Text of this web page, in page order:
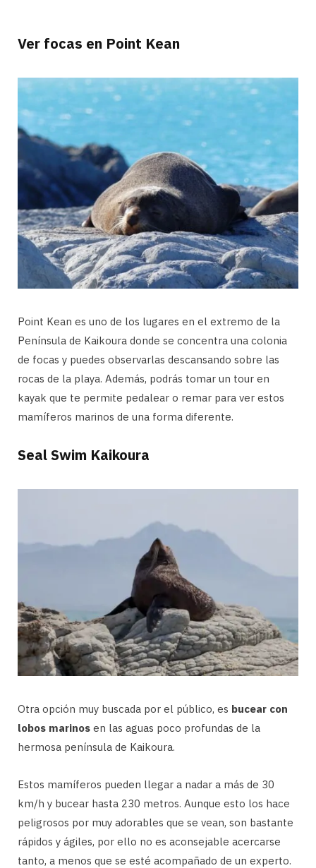
Ver focas en Point Kean
Point Kean es uno de los lugares en el extremo de la
Península de Kaikoura donde se concentra una colonia
de focas y puedes observarlas descansando sobre las
rocas de la playa. Además, podrás tomar un tour en
kayak que te permite pedalear o remar para ver estos
mamíferos marinos de una forma diferente.
Seal Swim Kaikoura
Otra opción muy buscada por el público, es bucear con
lobos marinos en las aguas poco profundas de la
hermosa península de Kaikoura.
Estos mamíferos pueden llegar a nadar a más de 30
km/h y bucear hasta 230 metros. Aunque esto los hace
peligrosos por muy adorables que se vean, son bastante
rápidos y ágiles, por ello no es aconsejable acercarse
tanto, a menos que se esté acompañado de un experto.